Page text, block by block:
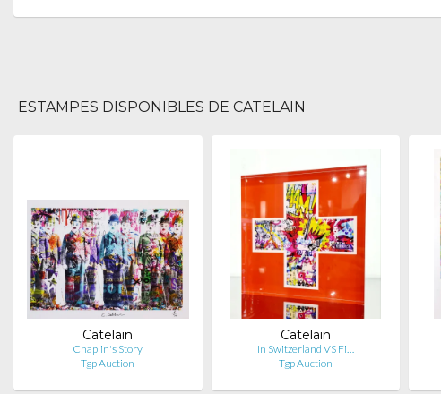
ESTAMPES DISPONIBLES DE CATELAIN
Catelain
Chaplin's Story
Tgp Auction
Catelain
In Switzerland VS Fi…
Tgp Auction